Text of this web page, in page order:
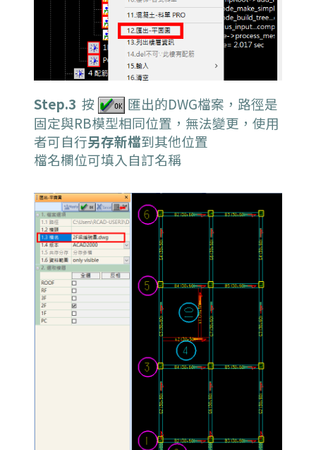
Step.3 按 匯出的DWG檔案， 路徑是
固定與RB模型相同位置，無法變更，使用
者可自行另存新檔到其他位置
檔名欄位可填入自訂名稱